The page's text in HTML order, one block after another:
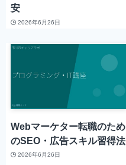
安
2026年6月26日
Webマーケター転職のため
のSEO・広告スキル習得法
2026年6月26日